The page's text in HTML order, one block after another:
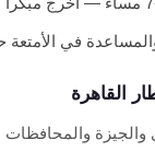
في الأمتعة
القاهرة
والمحافظات